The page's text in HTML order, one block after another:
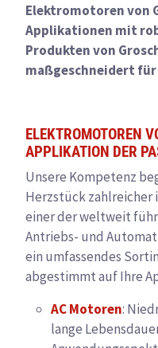
Elektromotoren von
Applikationen mit
Produkten von
maßgeschneidert
ELEKTROMOTOREN
APPLIKATION DER
Unsere Kompetenz
Herzstück zahlreicher
einer der weltweit
Antriebs- und
ein umfassendes
abgestimmt auf Ihre
AC Motoren:
lange